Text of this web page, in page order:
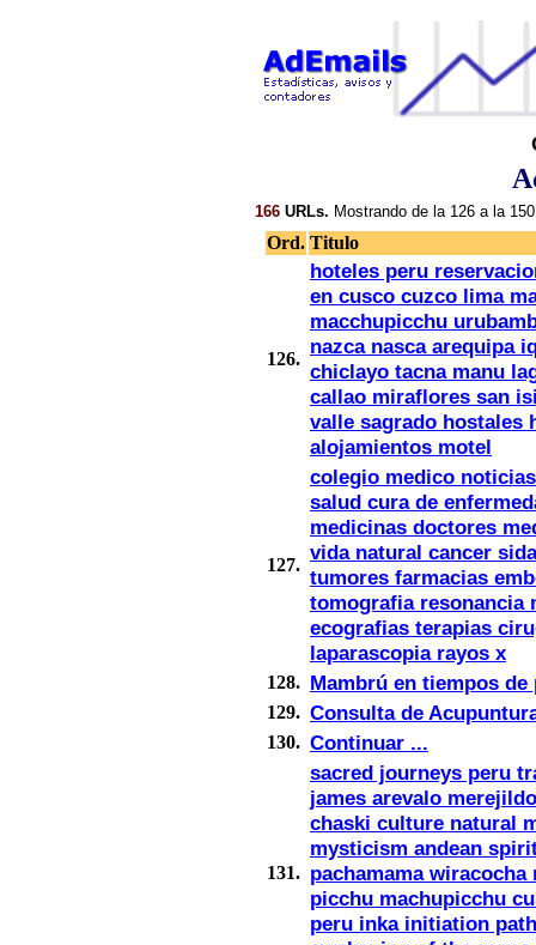
166 URLs. Mostrando de la 126 a la
Ord. Titulo
126.
hoteles peru
en cusco cuzco lima
macchupicchu
nazca nasca arequipa
chiclayo tacna manu
callao miraflores san
valle sagrado hostales
alojamientos motel
127.
colegio medico
salud cura de
medicinas doctores
vida natural cancer
tumores farmacias
tomografia resonancia
ecografias terapias
laparascopia rayos x
128. Mambrú en tiempos de
129. Consulta de
130. Continuar ...
131.
sacred journeys peru
james arevalo
chaski culture natural
mysticism andean
pachamama wiracocha
picchu machupicchu
peru inka initiation